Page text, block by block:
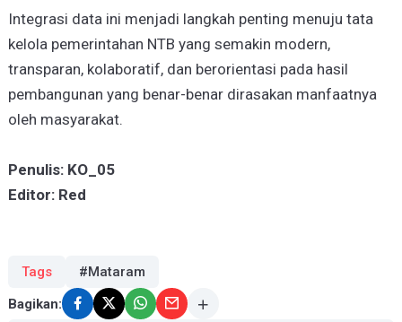
Integrasi data ini menjadi langkah penting menuju tata
kelola pemerintahan NTB yang semakin modern,
transparan, kolaboratif, dan berorientasi pada hasil
pembangunan yang benar-benar dirasakan manfaatnya
oleh masyarakat.
Penulis: KO_05
Editor: Red
Tags #Mataram
Bagikan: